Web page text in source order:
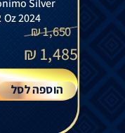
Silver
2024
1,650
₪
1,485
₪
הוספה לסל